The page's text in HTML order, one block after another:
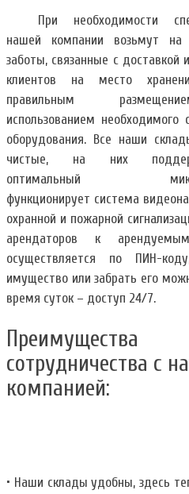
При необходимости
нашей компании возьмут на
заботы, связанные с доставкой
клиентов на место
правильным
использованием необходимого
оборудования. Все наши
чистые, на них
оптимальный
функционирует система
охранной и пожарной
арендаторов к
осуществляется по ПИН-
имущество или забрать его
время суток – доступ 24/7.
Преимущества
сотрудничества с
компанией:
• Наши склады удобны, здесь